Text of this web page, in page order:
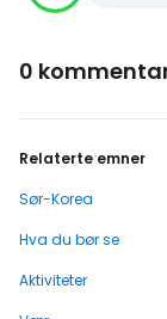
0
Relaterte emner
Sør-Korea
Hva du bør se
Aktiviteter